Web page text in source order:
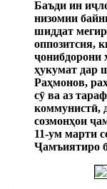
Баъди ин иҷ
низомии
шиддат
оппозитсия,
ҷонибдорони
ҳукумат дар
Раҳмонов,
сӯ ва аз
коммунистӣ,
созмонҳои ҷ
11-ум марти
Ҷамъиятиро